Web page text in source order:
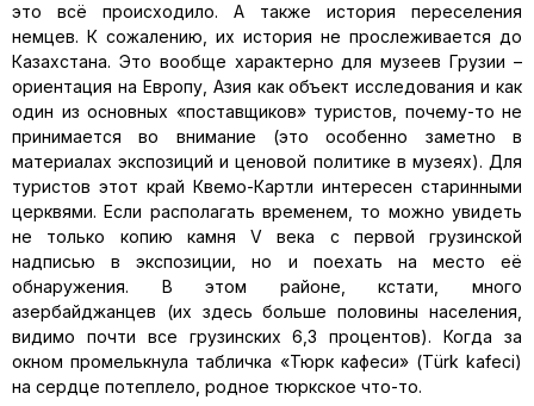
это всё происходило. А также история переселения
немцев. К сожалению, их история не прослеживается до
Казахстана. Это вообще характерно для музеев Грузии –
ориентация на Европу, Азия как объект исследования и как
один из основных «поставщиков» туристов, почему-то не
принимается во внимание (это особенно заметно в
материалах экспозиций и ценовой политике в музеях). Для
туристов этот край Квемо-Картли интересен старинными
церквями. Если располагать временем, то можно увидеть
не только копию камня V века с первой грузинской
надписью в экспозиции, но и поехать на место её
обнаружения. В этом районе, кстати, много
азербайджанцев (их здесь больше половины населения,
видимо почти все грузинских 6,3 процентов). Когда за
окном промелькнула табличка «Тюрк кафеси» (Тürk kafeci)
на сердце потеплело, родное тюркское что-то.